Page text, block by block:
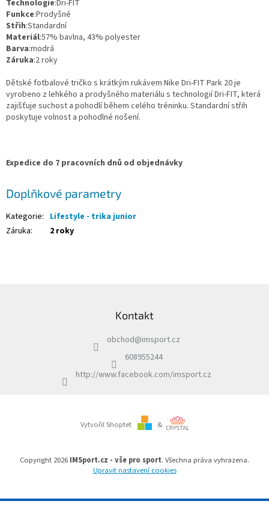
Technologie:Dri-FIT
Funkce:Prodyšné
Střih:Standardní
Materiál:57% bavlna, 43% polyester
Barva:modrá
Záruka:2 roky
Dětské fotbalové tričko s krátkým rukávem Nike Dri-FIT Park 20 je
vyrobeno z lehkého a prodyšného materiálu s technologií Dri-FIT, která
zajišťuje suchost a pohodlí během celého tréninku. Standardní střih
poskytuje volnost a pohodlné nošení.
Expedice do 7 pracovních dnů od objednávky
Doplňkové parametry
Kategorie: Lifestyle - trika junior
Záruka: 2 roky
Kontakt
obchod@imsport.cz
608955244
http://www.facebook.com/imsport.cz
Vytvořil Shoptet &
Copyright 2026 IMSport.cz - vše pro sport. Všechna práva vyhrazena.
Upravit nastavení cookies